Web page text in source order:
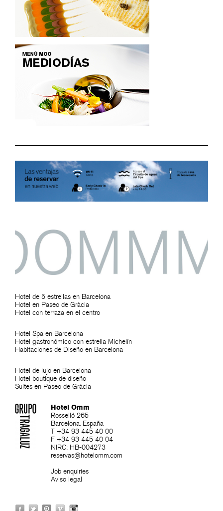
Hotel de 5 estrellas en Barcelona
Hotel en Paseo de Gràcia
Hotel con terraza en el centro
Hotel Spa en Barcelona
Hotel gastronómico con estrella Michelín
Habitaciones de Diseño en Barcelona
Hotel de lujo en Barcelona
Hotel boutique de diseño
Suites en Paseo de Gràcia
Hotel Omm
Rosselló 265
Barcelona. España
T +34 93 445 40 00
F +34 93 445 40 04
NIRC: HB-004273
reservas@hotelomm.com
Job enquiries
Aviso legal